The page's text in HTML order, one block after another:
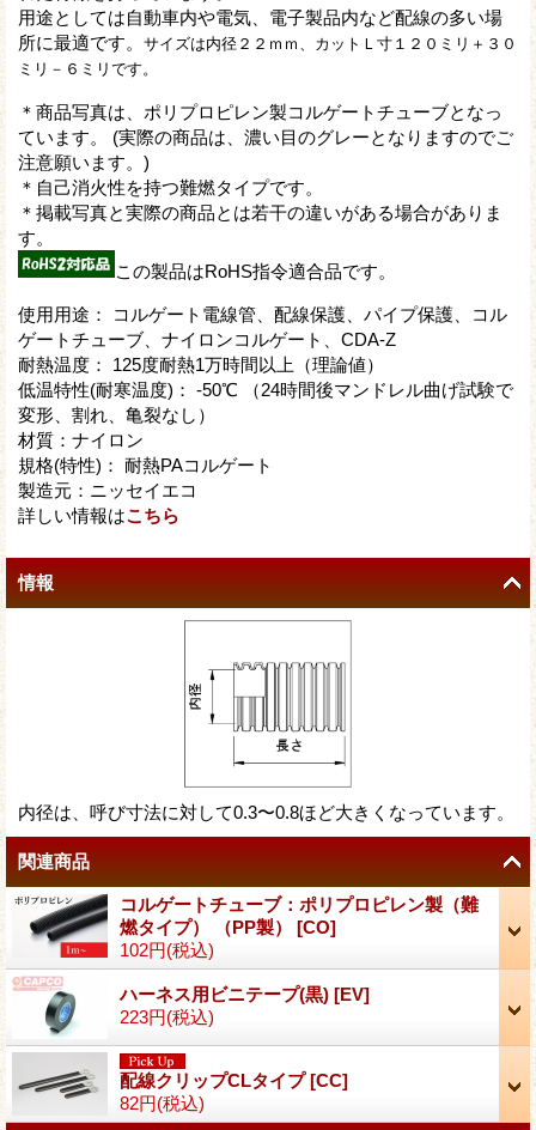
用途としては自動車内や電気、電子製品内など配線の多い場
所に最適です。 サイズは内径２２ｍｍ、カットＬ寸１２０ミリ＋３０
ミリ－６ミリです。
＊商品写真は、ポリプロピレン製コルゲートチューブとなっ
ています。 (実際の商品は、濃い目のグレーとなりますのでご
注意願います。)
＊自己消火性を持つ難燃タイプです。
＊掲載写真と実際の商品とは若干の違いがある場合がありま
す。
この製品はRoHS指令適合品です。
使用用途： コルゲート電線管、配線保護、パイプ保護、コル
ゲートチューブ、ナイロンコルゲート、CDA-Z
耐熱温度： 125度耐熱1万時間以上（理論値）
低温特性(耐寒温度)： -50℃ （24時間後マンドレル曲げ試験で
変形、割れ、亀裂なし）
材質：ナイロン
規格(特性)： 耐熱PAコルゲート
製造元：ニッセイエコ
詳しい情報はこちら
情報
内径は、呼び寸法に対して0.3〜0.8ほど大きくなっています。
関連商品
コルゲートチューブ：ポリプロピレン製（難
燃タイプ） （PP製） [CO]
102円(税込)
ハーネス用ビニテープ(黒) [EV]
223円(税込)
配線クリップCLタイプ[CC]
82円(税込)